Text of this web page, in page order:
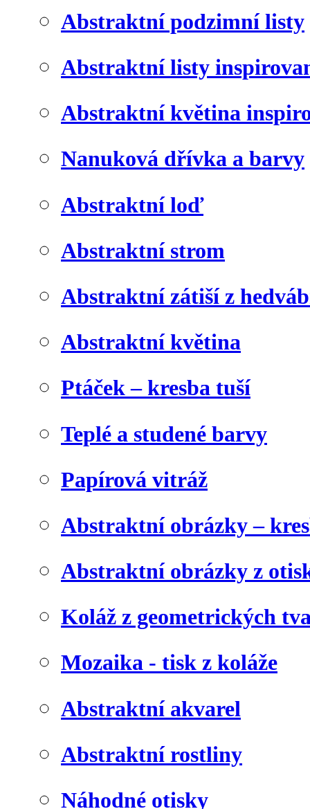
Abstraktní podzimní listy
Abstraktní listy
Abstraktní květina
Nanuková dřívka a barvy
Abstraktní loď
Abstraktní strom
Abstraktní zátiší z
Abstraktní květina
Ptáček – kresba tuší
Teplé a studené barvy
Papírová vitráž
Abstraktní obrázky –
Abstraktní obrázky z
Koláž z geometrických
Mozaika - tisk z koláže
Abstraktní akvarel
Abstraktní rostliny
Náhodné otisky